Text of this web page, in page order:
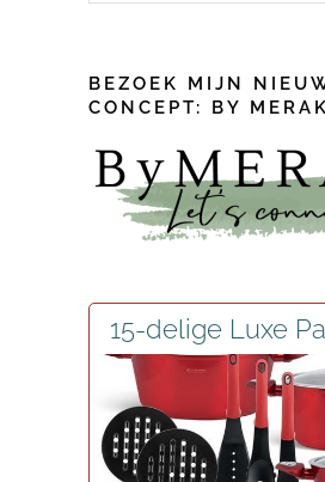
BEZOEK MIJN
CONCEPT: BY
15-delige Luxe